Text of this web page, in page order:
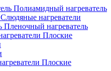
Полиамидный нагреватель
Слюдяные нагреватели
Пленочный нагреватель
Плоские
Плоские